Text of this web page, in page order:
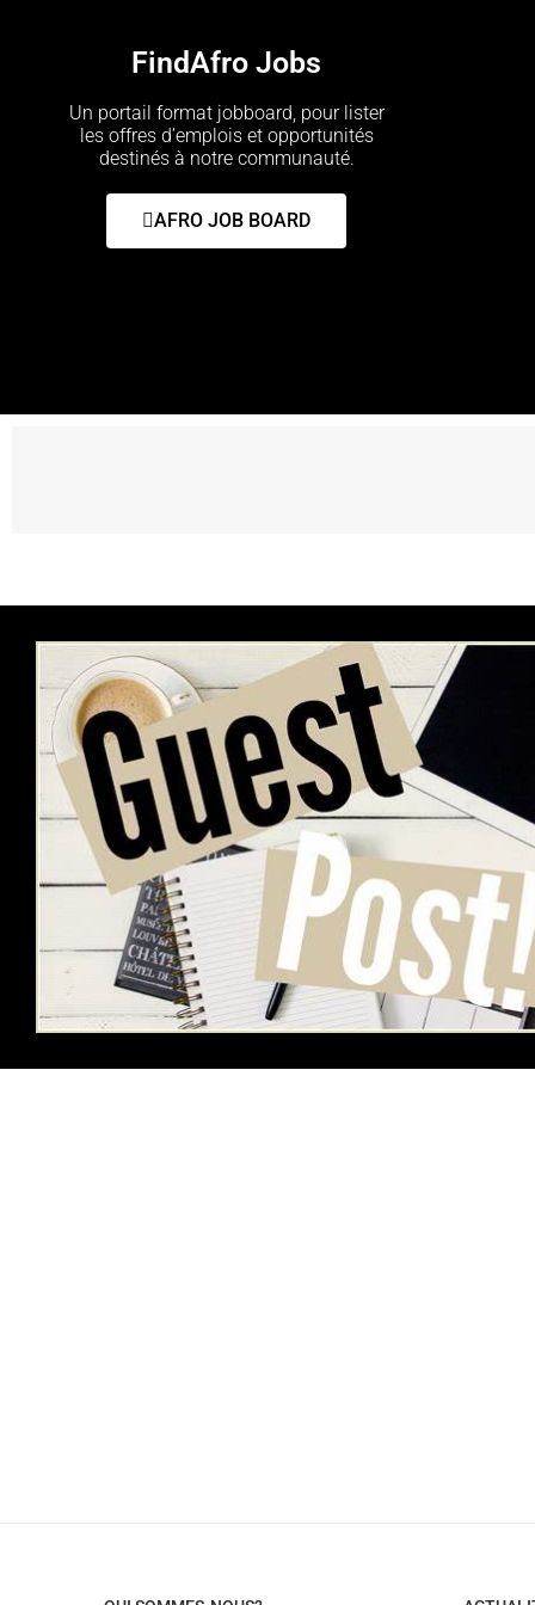
FindAfro Jobs
Un portail format jobboard, pour lister
les offres d’emplois et opportunités
destinés à notre communauté.
AFRO JOB BOARD